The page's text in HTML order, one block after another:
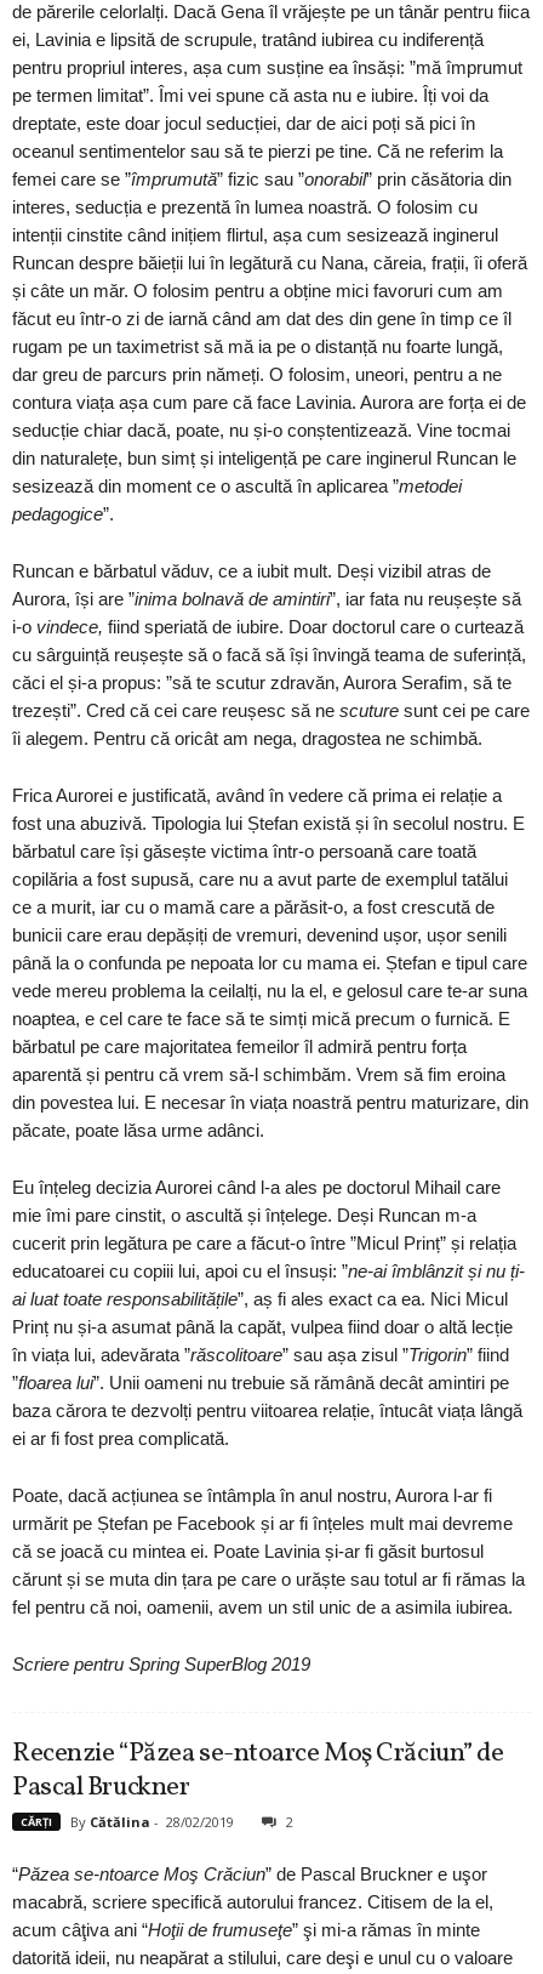
de părerile celorlalți. Dacă Gena îl vrăjește pe un tânăr pentru fiica
ei, Lavinia e lipsită de scrupule, tratând iubirea cu indiferență
pentru propriul interes, așa cum susține ea însăși: ”mă împrumut
pe termen limitat”. Îmi vei spune că asta nu e iubire. Îți voi da
dreptate, este doar jocul seducției, dar de aici poți să pici în
oceanul sentimentelor sau să te pierzi pe tine. Că ne referim la
femei care se ”împrumută” fizic sau ”onorabil” prin căsătoria din
interes, seducția e prezentă în lumea noastră. O folosim cu
intenții cinstite când inițiem flirtul, așa cum sesizează inginerul
Runcan despre băieții lui în legătură cu Nana, căreia, frații, îi oferă
și câte un măr. O folosim pentru a obține mici favoruri cum am
făcut eu într-o zi de iarnă când am dat des din gene în timp ce îl
rugam pe un taximetrist să mă ia pe o distanță nu foarte lungă,
dar greu de parcurs prin nămeți. O folosim, uneori, pentru a ne
contura viața așa cum pare că face Lavinia. Aurora are forța ei de
seducție chiar dacă, poate, nu și-o conștentizează. Vine tocmai
din naturalețe, bun simț și inteligență pe care inginerul Runcan le
sesizează din moment ce o ascultă în aplicarea ”metodei
pedagogice”.
Runcan e bărbatul văduv, ce a iubit mult. Deși vizibil atras de
Aurora, își are ”inima bolnavă de amintiri”, iar fata nu reușește să
i-o vindece, fiind speriată de iubire. Doar doctorul care o curtează
cu sârguință reușește să o facă să își învingă teama de suferință,
căci el și-a propus: ”să te scutur zdravăn, Aurora Serafim, să te
trezești”. Cred că cei care reușesc să ne scuture sunt cei pe care
îi alegem. Pentru că oricât am nega, dragostea ne schimbă.
Frica Aurorei e justificată, având în vedere că prima ei relație a
fost una abuzivă. Tipologia lui Ștefan există și în secolul nostru. E
bărbatul care își găsește victima într-o persoană care toată
copilăria a fost supusă, care nu a avut parte de exemplul tatălui
ce a murit, iar cu o mamă care a părăsit-o, a fost crescută de
bunicii care erau depășiți de vremuri, devenind ușor, ușor senili
până la o confunda pe nepoata lor cu mama ei. Ștefan e tipul care
vede mereu problema la ceilalți, nu la el, e gelosul care te-ar suna
noaptea, e cel care te face să te simți mică precum o furnică. E
bărbatul pe care majoritatea femeilor îl admiră pentru forța
aparentă și pentru că vrem să-l schimbăm. Vrem să fim eroina
din povestea lui. E necesar în viața noastră pentru maturizare, din
păcate, poate lăsa urme adânci.
Eu înțeleg decizia Aurorei când l-a ales pe doctorul Mihail care
mie îmi pare cinstit, o ascultă și înțelege. Deși Runcan m-a
cucerit prin legătura pe care a făcut-o între ”Micul Prinț” și relația
educatoarei cu copiii lui, apoi cu el însuși: ”ne-ai îmblânzit și nu ți-
ai luat toate responsabilitățile”, aș fi ales exact ca ea. Nici Micul
Prinț nu și-a asumat până la capăt, vulpea fiind doar o altă lecție
în viața lui, adevărata ”răscolitoare” sau așa zisul ”Trigorin” fiind
”floarea lui”. Unii oameni nu trebuie să rămână decât amintiri pe
baza cărora te dezvolți pentru viitoarea relație, întucât viața lângă
ei ar fi fost prea complicată.
Poate, dacă acțiunea se întâmpla în anul nostru, Aurora l-ar fi
urmărit pe Ștefan pe Facebook și ar fi înțeles mult mai devreme
că se joacă cu mintea ei. Poate Lavinia și-ar fi găsit burtosul
cărunt și se muta din țara pe care o urăște sau totul ar fi rămas la
fel pentru că noi, oamenii, avem un stil unic de a asimila iubirea.
Scriere pentru Spring SuperBlog 2019
Recenzie “Păzea se-ntoarce Moş Crăciun” de
Pascal Bruckner
CĂRȚI By Cătălina - 28/02/2019 2
“Păzea se-ntoarce Moş Crăciun” de Pascal Bruckner e uşor
macabră, scriere specifică autorului francez. Citisem de la el,
acum câţiva ani “Hoţii de frumuseţe” şi mi-a rămas în minte
datorită ideii, nu neapărat a stilului, care deşi e unul cu o valoare